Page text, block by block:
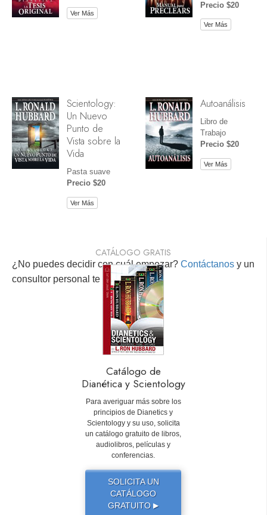
Ver Más
Precio $20
Ver Más
Scientology:
Un Nuevo
Punto de
Vista sobre la
Vida
Pasta suave
Precio $20
Ver Más
Autoanálisis
Libro de
Trabajo
Precio $20
Ver Más
¿No puedes decidir con cuál empezar? Contáctanos y un
consultor personal te ayudará.
CATÁLOGO GRATIS
Catálogo de
Dianética y Scientology
Para averiguar más sobre los
principios de Dianetics y
Scientology y su uso, solicita
un catálogo gratuito de libros,
audiolibros, películas y
conferencias.
SOLICITA UN
CATÁLOGO
GRATUITO ▶